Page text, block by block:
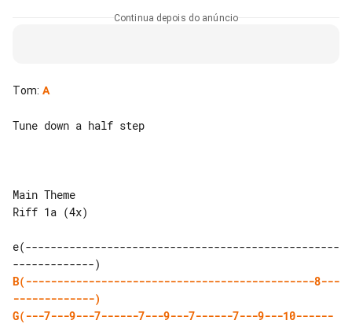
Continua depois do anúncio
Tom: A
Tune down a half step
Main Theme
Riff 1a (4x)
e(--------------------------------------------------
B(----------------------------------------------8---
-------------)
G(---7---9---7------7---9---7------7---9---10------